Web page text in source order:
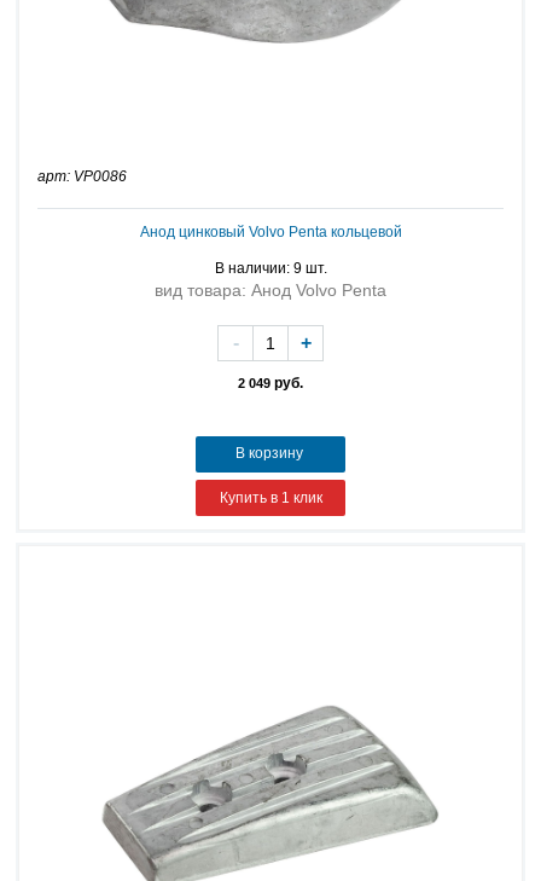
арт: VP0086
Анод цинковый Volvo Penta кольцевой
В наличии: 9 шт.
вид товара: Анод Volvo Penta
2 049 руб.
- +
В корзину
Купить в 1 клик